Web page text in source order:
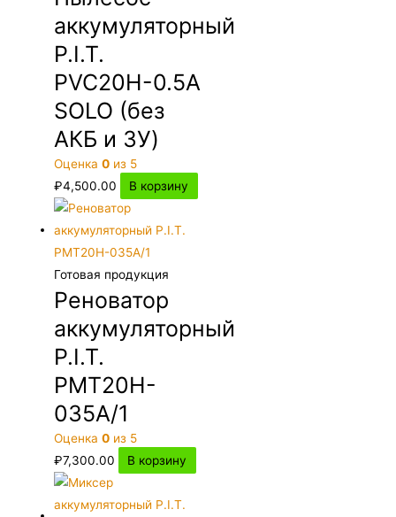
аккумуляторный
P.I.T.
PVC20H-0.5A
SOLO (без
АКБ и ЗУ)
Оценка0 из 5
₽4,500.00 В корзину
Готовая продукция
Реноватор
аккумуляторный
P.I.T.
PMT20H-
035A/1
Оценка0 из 5
₽7,300.00 В корзину